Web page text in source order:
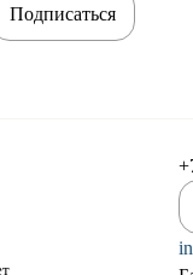
Подписаться